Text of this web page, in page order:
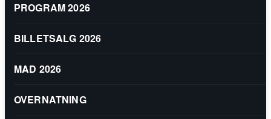
PROGRAM 2026
BILLETSALG 2026
MAD 2026
OVERNATNING